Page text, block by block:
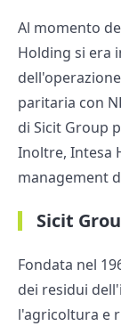
Al momento
Holding si era
paritaria con
di Sicit Group
Inoltre, Intesa
management
Sicit
Fondata nel
dei residui
l'agricoltura e